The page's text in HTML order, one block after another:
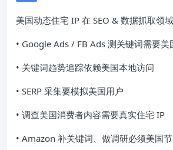
美国动态住宅 IP 在 SEO & 数据抓取领
• Google Ads / FB Ads 测关键词需要美
• 关键词趋势追踪依赖美国本地访问
• SERP 采集要模拟美国用户
• 调查美国消费者内容需要真实住宅 IP
• Amazon 补关键词、做调研必须美国